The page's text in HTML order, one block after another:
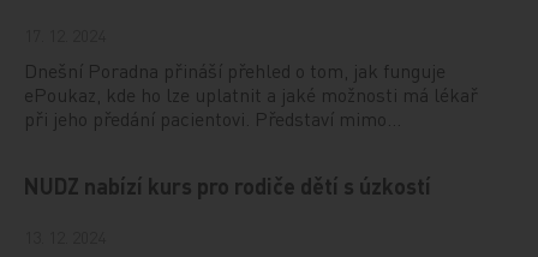
Dnešní Poradna přináší přehled o tom, jak funguje
ePoukaz, kde ho lze uplatnit a jaké možnosti má lékař
při jeho předání pacientovi. Představí mimo…
NUDZ nabízí kurs pro rodiče dětí s úzkostí